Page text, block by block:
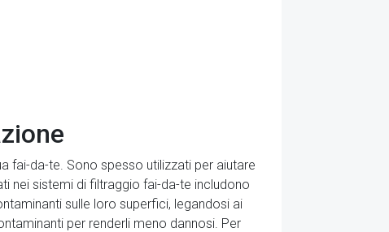
fai-da-te. Sono spesso utilizzati per aiutare
nei sistemi di filtraggio fai-da-te includono
sulle loro superfici, legandosi ai
per renderli meno dannosi. Per